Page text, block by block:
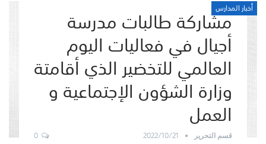
أخبار المدارسمشاركة طالبات مدرسة
أجيال في فعاليات اليوم
العالمي للتخضير الذي أقامتة
وزارة الشؤون الإجتماعية و
العمل
قسم التحرير 2022/10/21
0